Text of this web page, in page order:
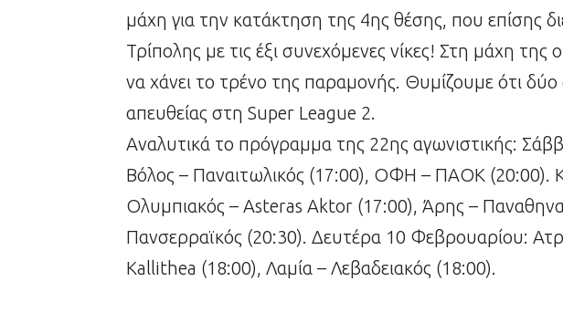
μάχη για την κατάκτηση της 4ης θέσης, που επίσης
Τρίπολης με τις έξι συνεχόμενες νίκες! Στη μάχη της
να χάνει το τρένο της παραμονής. Θυμίζουμε ότι δύο
απευθείας στη Super League 2.
Αναλυτικά το πρόγραμμα της 22ης αγωνιστικής:
Βόλος – Παναιτωλικός (17:00), ΟΦΗ – ΠΑΟΚ (20:00).
Ολυμπιακός – Asteras Aktor (17:00), Άρης –
Πανσερραϊκός (20:30). Δευτέρα 10 Φεβρουαρίου:
Kallithea (18:00), Λαμία – Λεβαδειακός (18:00).